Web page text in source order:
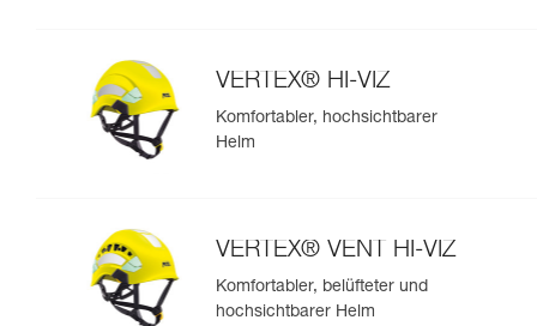
VERTEX® HI-VIZ
Komfortabler, hochsichtbarer
Helm
VERTEX® VENT HI-VIZ
Komfortabler, belüfteter und
hochsichtbarer Helm